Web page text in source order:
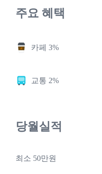
주요 혜택
카페 3%
교통 2%
당월실적
최소 50만원